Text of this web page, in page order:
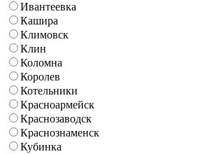
Ивантеевка
Кашира
Климовск
Клин
Коломна
Королев
Котельники
Красноармейск
Краснозаводск
Краснознаменск
Кубинка